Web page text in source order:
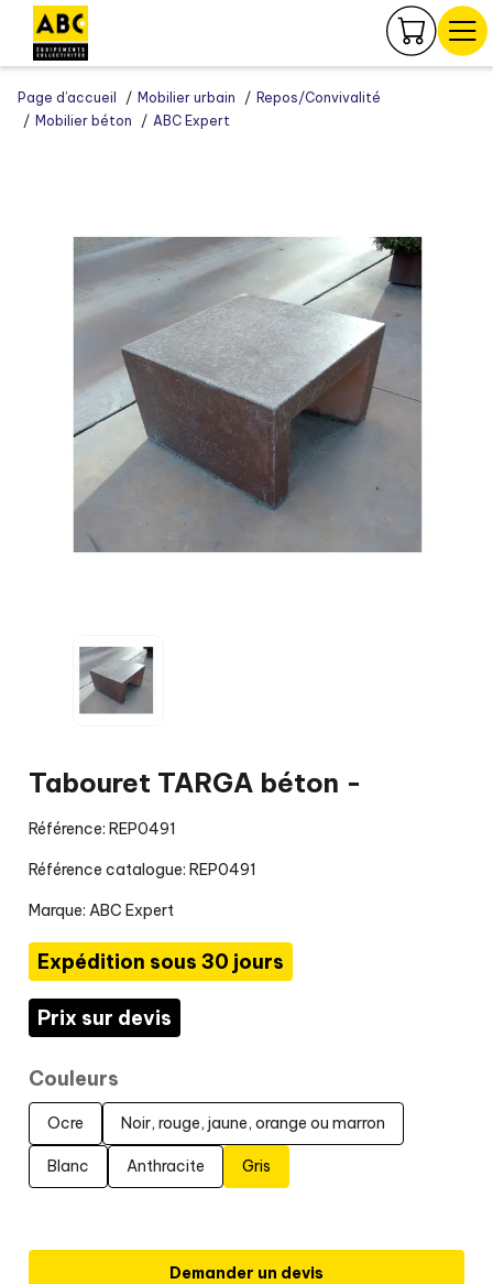
Page d’accueil Mobilier urbain
Repos/Convivalité
Mobilier béton
ABC Expert
Tabouret TARGA béton -
Référence: REP0491
Référence catalogue: REP0491
Marque: ABC Expert
Expédition sous 30 jours
Prix sur devis
Couleurs
Ocre Noir, rouge, jaune, orange ou marron
Blanc Anthracite Gris
Demander un devis
Panneau de gestion des cookies